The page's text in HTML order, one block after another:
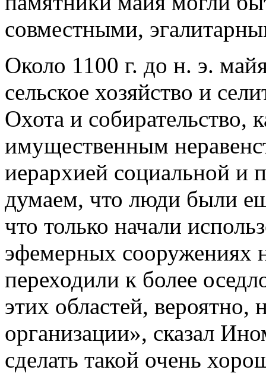
совместными,
Около 1100 г. до н. э.
сельское хозяйство и
Охота и собирательство,
имущественным
иерархией социальной и
думаем, что люди были
что только начали
эфемерных сооружениях
переходили к более
этих областей,
организации», сказал
сделать такой очень